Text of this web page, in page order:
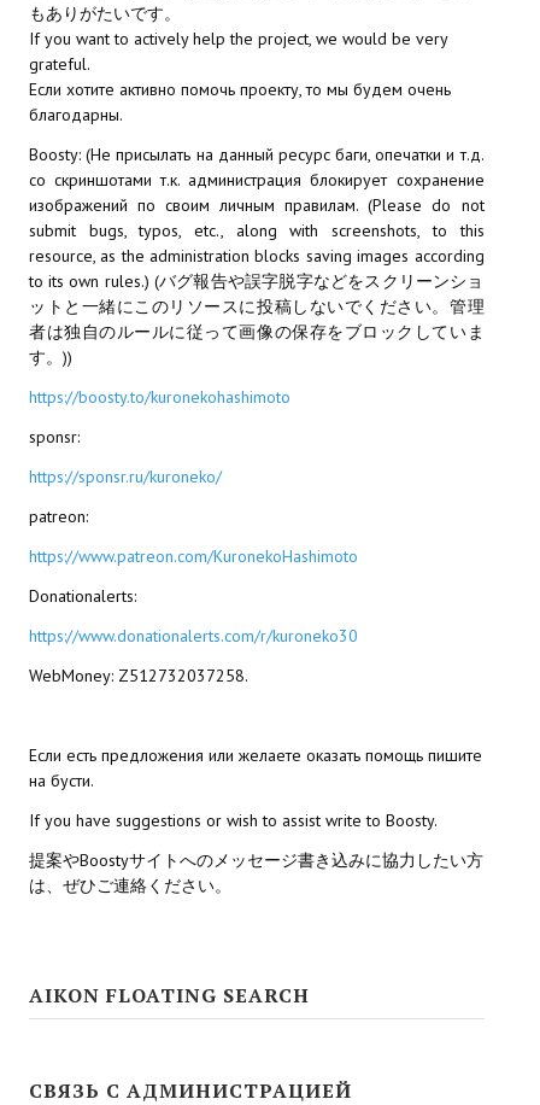
Ведьмак 1
Ведьмак 2
Ведьмак 3
ЦИФРОВЫЕ КОМИКСЫ
EURO comics
Manga List
USA comics
WALKTHROUGH VN
PC 12-17
PC Otome VN
PS3 VN
PS1 VN
PC FX VN
ストラテジーが必要なVN一覧 (List of VNs for which walkthrough
もありがたいです。
If you want to actively help the project, we would be very
grateful.
Если хотите активно помочь проекту, то мы будем очень
благодарны.
Boosty: (Не присылать на данный ресурс баги, опечатки и т.д.
со скриншотами т.к. администрация блокирует сохранение
изображений по своим личным правилам. (Please do not
submit bugs, typos, etc., along with screenshots, to this
resource, as the administration blocks saving images according
to its own rules.) (バグ報告や誤字脱字などをスクリーンショ
ットと一緒にこのリソースに投稿しないでください。管理
者は独自のルールに従って画像の保存をブロックしていま
す。))
https://boosty.to/kuronekohashimoto
sponsr:
https://sponsr.ru/kuroneko/
patreon:
https://www.patreon.com/KuronekoHashimoto
Donationalerts:
https://www.donationalerts.com/r/kuroneko30
WebMoney: Z512732037258.
Если есть предложения или желаете оказать помощь пишите
на бусти.
If you have suggestions or wish to assist write to Boosty.
提案やBoostyサイトへのメッセージ書き込みに協力したい方
は、ぜひご連絡ください。
AIKON FLOATING SEARCH
СВЯЗЬ С АДМИНИСТРАЦИЕЙ